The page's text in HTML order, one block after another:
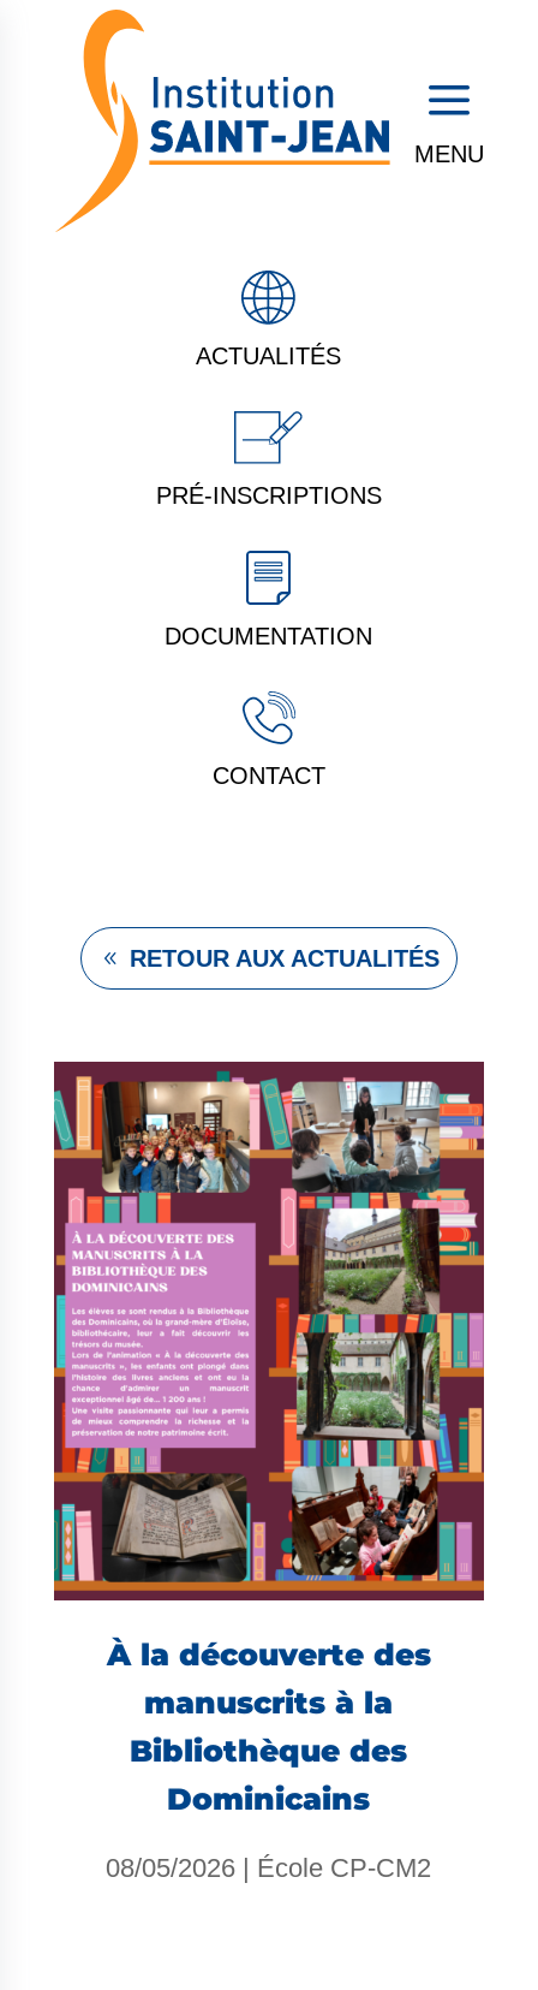
a
ACTUALITÉS
PRÉ-INSCRIPTIONS
DOCUMENTATION
CONTACT
RETOUR AUX ACTUALITÉS
À la découverte des
manuscrits à la
Bibliothèque des
Dominicains
08/05/2026 | École CP-CM2